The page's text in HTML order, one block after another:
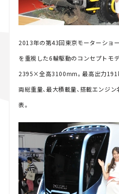
2013年の第43回東京モーターショ
を重視した6輪駆動のコンセプトモ
2395×全高3100mm。最高出力
両総重量、最大積載量、搭載エンジ
表。